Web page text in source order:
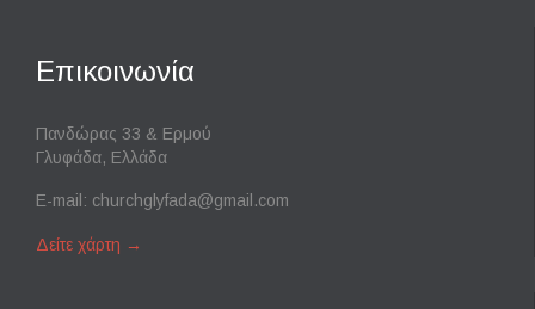
Επικοινωνία
Πανδώρας 33 & Ερμού
Γλυφάδα, Ελλάδα
E-mail: churchglyfada@gmail.com
Δείτε χάρτη →